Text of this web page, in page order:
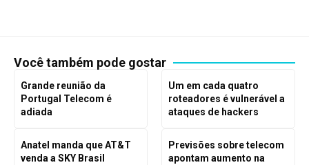
Você também pode gostar
Grande reunião da
Portugal Telecom é
adiada
Um em cada quatro
roteadores é vulnerável a
ataques de hackers
Anatel manda que AT&T
venda a SKY Brasil
Previsões sobre telecom
apontam aumento na